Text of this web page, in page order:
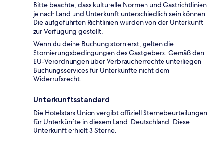
Bitte beachte, dass kulturelle Normen und Gastrichtlinien
je nach Land und Unterkunft unterschiedlich sein können.
Die aufgeführten Richtlinien wurden von der Unterkunft
zur Verfügung gestellt.
Wenn du deine Buchung stornierst, gelten die
Stornierungsbedingungen des Gastgebers. Gemäß den
EU-Verordnungen über Verbraucherrechte unterliegen
Buchungsservices für Unterkünfte nicht dem
Widerrufsrecht.
Unterkunftsstandard
Die Hotelstars Union vergibt offiziell Sternebeurteilungen
für Unterkünfte in diesem Land: Deutschland. Diese
Unterkunft erhielt 3 Sterne.